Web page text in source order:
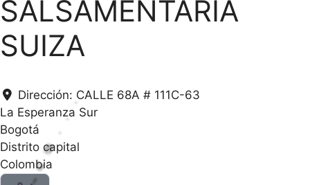
SALSAMENTARIA
SUIZA
Dirección: CALLE 68A # 111C-63
La Esperanza Sur
Bogotá
Distrito capital
Colombia